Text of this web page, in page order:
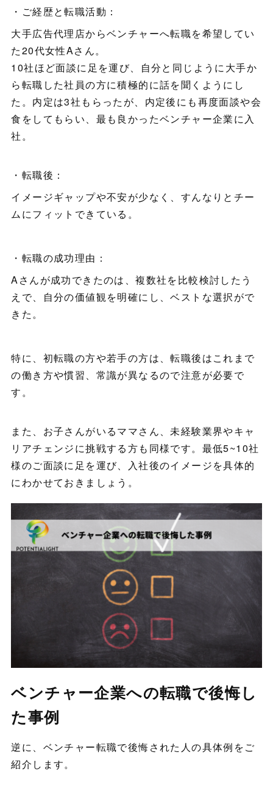
・ご経歴と転職活動：
大手広告代理店からベンチャーへ転職を希望してい
た20代女性Aさん。
10社ほど面談に足を運び、自分と同じように大手か
ら転職した社員の方に積極的に話を聞くようにし
た。内定は3社もらったが、内定後にも再度面談や会
食をしてもらい、最も良かったベンチャー企業に入
社。
・転職後：
イメージギャップや不安が少なく、すんなりとチー
ムにフィットできている。
・転職の成功理由：
Aさんが成功できたのは、複数社を比較検討したう
えで、自分の価値観を明確にし、ベストな選択がで
きた。
特に、初転職の方や若手の方は、転職後はこれまで
の働き方や慣習、常識が異なるので注意が必要で
す。
また、お子さんがいるママさん、未経験業界やキャ
リアチェンジに挑戦する方も同様です。最低5~10社
様のご面談に足を運び、入社後のイメージを具体的
にわかせておきましょう。
ベンチャー企業への転職で後悔し
た事例
逆に、ベンチャー転職で後悔された人の具体例をご
紹介します。